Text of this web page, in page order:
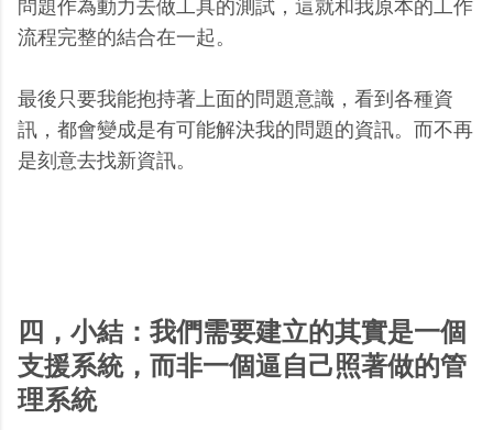
問題作為動力去做工具的測試，這就和我原本的工作
流程完整的結合在一起。
最後只要我能抱持著上面的問題意識，看到各種資
訊，都會變成是有可能解決我的問題的資訊。而不再
是刻意去找新資訊。
四，小結：我們需要建立的其實是一個
支援系統，而非一個逼自己照著做的管
理系統